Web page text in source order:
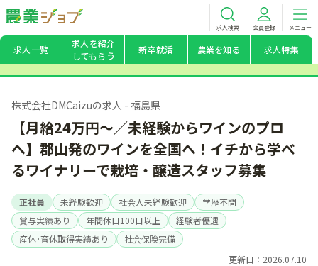
求人検索 会員登録 メニュー
求人一覧
求人を紹介
してもらう
新卒就活 農業を知る 求人特集
株式会社DMCaizuの求人 - 福島県
【月給24万円～／未経験からワインのプロ
へ】郡山発のワインを全国へ！イチから学べ
るワイナリーで栽培・醸造スタッフ募集
正社員 未経験歓迎 社会人未経験歓迎
学歴不問
賞与実績あり
年間休日100日以上
経験者優遇
産休･育休取得実績あり
社会保険完備
更新日：2026.07.10